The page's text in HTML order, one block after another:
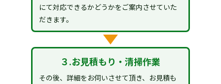
にて対応できるかどうかをご案内させていた
だきます。
３.お見積もり・清掃作業
その後、詳細をお伺いさせて頂き、お見積も